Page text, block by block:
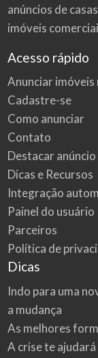
anúncios de
imóveis
Acesso rápido
Anunciar
Cadastre-se
Como anunciar
Contato
Destacar anúncio
Dicas e Recursos
Integração
Painel do usuário
Parceiros
Política de
Dicas
Indo para uma
a mudança
As melhores
A crise te ajudará